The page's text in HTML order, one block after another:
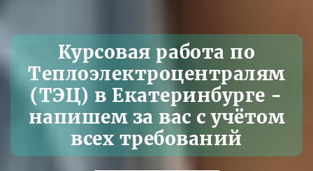
Курсовая работа по
Теплоэлектроцентралям
(ТЭЦ) в Екатеринбурге -
напишем за вас с учётом
всех требований